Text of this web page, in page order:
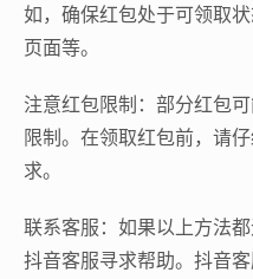
如，确保红包处于可领取
页面等。
注意红包限制：部分红包
限制。在领取红包前，请
求。
联系客服：如果以上方法
抖音客服寻求帮助。抖音